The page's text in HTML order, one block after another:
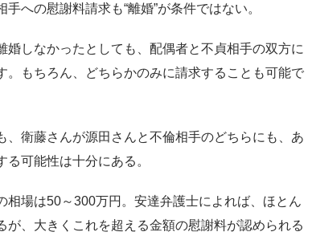
への慰謝料請求も“離婚”が条件ではない。
婚しなかったとしても、配偶者と不貞相手の双方に
。もちろん、どちらかのみに請求することも可能で
、衛藤さんが源田さんと不倫相手のどちらにも、あ
可能性は十分にある。
相場は50～300万円。安達弁護士によれば、ほとん
が、大きくこれを超える金額の慰謝料が認められる